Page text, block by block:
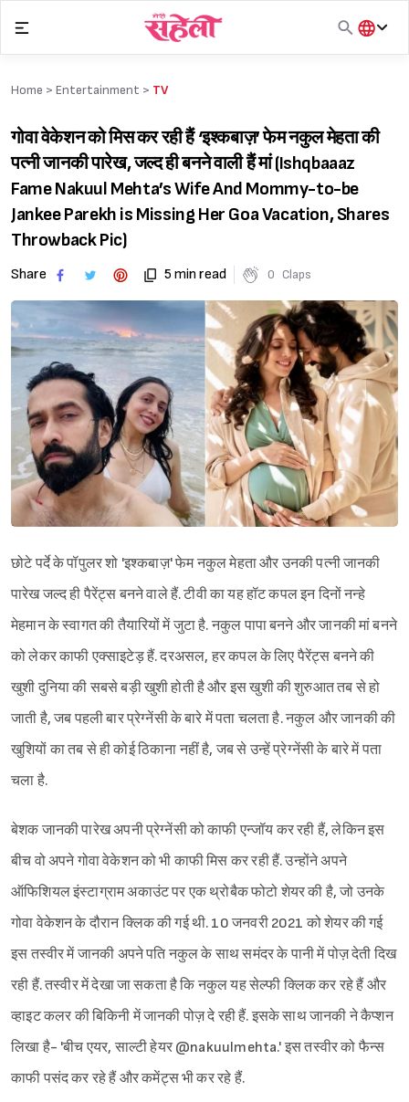
content
हिंदी
Home > Entertainment > TV
गोवा वेकेशन को मिस कर रही हैं ‘इश्कबाज़’ फेम नकुल मेहता की
पत्नी जानकी पारेख, जल्द ही बनने वाली हैं मां (Ishqbaaaz
Fame Nakuul Mehta’s Wife And Mommy-to-be
Jankee Parekh is Missing Her Goa Vacation, Shares
Throwback Pic)
Share 5 min read 0 Claps
छोटे पर्दे के पॉपुलर शो 'इश्कबाज़' फेम नकुल मेहता और उनकी पत्नी जानकी
पारेख जल्द ही पैरेंट्स बनने वाले हैं. टीवी का यह हॉट कपल इन दिनों नन्हे
मेहमान के स्वागत की तैयारियों में जुटा है. नकुल पापा बनने और जानकी मां बनने
को लेकर काफी एक्साइटेड़ हैं. दरअसल, हर कपल के लिए पैरेंट्स बनने की
खुशी दुनिया की सबसे बड़ी खुशी होती है और इस खुशी की शुरुआत तब से हो
जाती है, जब पहली बार प्रेग्नेंसी के बारे में पता चलता है. नकुल और जानकी की
खुशियों का तब से ही कोई ठिकाना नहीं है, जब से उन्हें प्रेग्नेंसी के बारे में पता
चला है.
बेशक जानकी पारेख अपनी प्रेग्नेंसी को काफी एन्जॉय कर रही हैं, लेकिन इस
बीच वो अपने गोवा वेकेशन को भी काफी मिस कर रही हैं. उन्होंने अपने
ऑफिशियल इंस्टाग्राम अकाउंट पर एक थ्रोबैक फोटो शेयर की है, जो उनके
गोवा वेकेशन के दौरान क्लिक की गई थी. 10 जनवरी 2021 को शेयर की गई
इस तस्वीर में जानकी अपने पति नकुल के साथ समंदर के पानी में पोज़ देती दिख
रही हैं. तस्वीर में देखा जा सकता है कि नकुल यह सेल्फी क्लिक कर रहे हैं और
व्हाइट कलर की बिकिनी में जानकी पोज़ दे रही हैं. इसके साथ जानकी ने कैप्शन
लिखा है- 'बीच एयर, साल्टी हेयर @nakuulmehta.' इस तस्वीर को फैन्स
काफी पसंद कर रहे हैं और कमेंट्स भी कर रहे हैं.